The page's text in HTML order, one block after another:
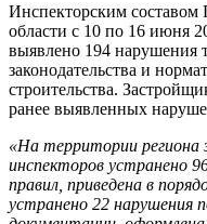
Инспекторским составом
области с 10 по 16 июня
выявлено 194 нарушения
законодательства и
строительства.
ранее выявленных
«На территории региона
инспекторов устранено
правил, приведена в
устранено 22 нарушения